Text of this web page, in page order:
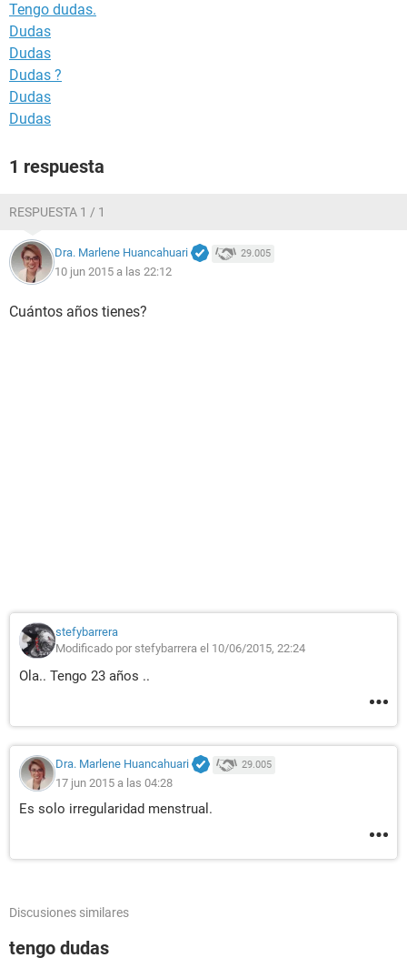
Tengo dudas.
Dudas
Dudas
Dudas ?
Dudas
Dudas
1 respuesta
RESPUESTA 1 / 1
Dra. Marlene Huancahuari 29.005
10 jun 2015 a las 22:12
Cuántos años tienes?
stefybarrera
Modificado por stefybarrera el 10/06/2015, 22:24
Ola.. Tengo 23 años ..
Dra. Marlene Huancahuari 29.005
17 jun 2015 a las 04:28
Es solo irregularidad menstrual.
Discusiones similares
tengo dudas